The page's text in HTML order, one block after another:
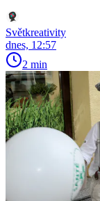
Světkreativity
dnes, 12:57
2 min